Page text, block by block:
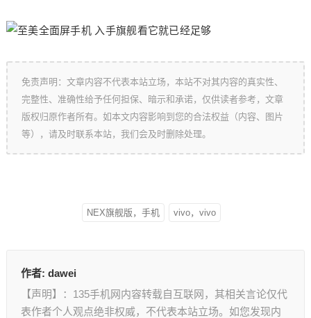
免责声明：文章内容不代表本站立场，本站不对其内容的真实性、
完整性、准确性给予任何担保、暗示和承诺，仅供读者参考，文章
版权归原作者所有。如本文内容影响到您的合法权益（内容、图片
等），请及时联系本站，我们会及时删除处理。
NEX旗舰版，手机 vivo，vivo
作者: dawei
【声明】：135手机网内容转载自互联网，其相关言论仅代
表作者个人观点绝非权威，不代表本站立场。如您发现内